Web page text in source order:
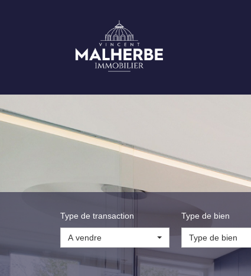
Type de transaction
A vendre
Type de bien
Type de bien